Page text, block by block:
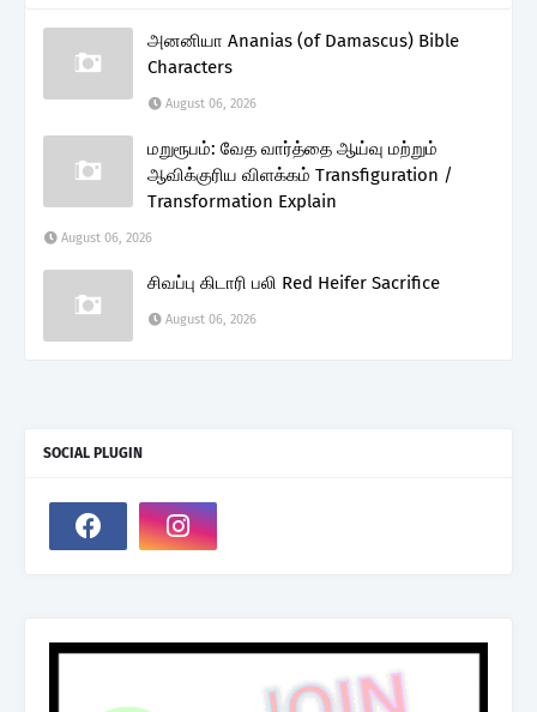
அனனியா Ananias (of Damascus) Bible
Characters
August 06, 2026
மறுரூபம்: வேத வார்த்தை ஆய்வு மற்றும்
ஆவிக்குரிய விளக்கம் Transfiguration /
Transformation Explain
August 06, 2026
சிவப்பு கிடாரி பலி Red Heifer Sacrifice
August 06, 2026
SOCIAL PLUGIN